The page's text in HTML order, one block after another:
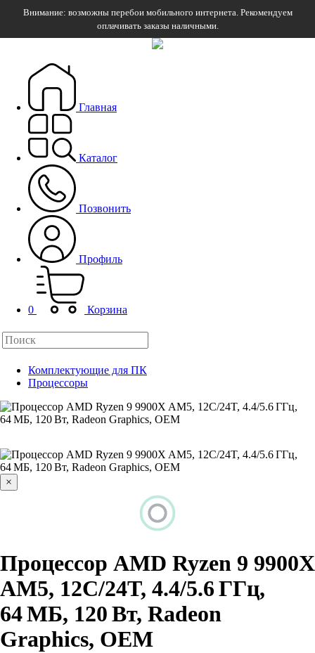
Внимание: возможны перебои мобильного интернета. Рекомендуем
оплачивать заказы наличными.
Главная
Каталог
Позвонить
Профиль
0 Корзина
Комплектующие для ПК
Процессоры
×
Процессор AMD Ryzen 9 9900X
AM5, 12C/24T, 4.4/5.6 ГГц,
64 МБ, 120 Вт, Radeon
Graphics, OEM